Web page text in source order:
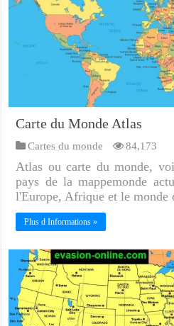
Carte du Monde Atlas
Cartes du monde 84,173
Atlas ou carte du monde,
pays de la mappemonde
l'Europe, Afrique et le monde
Plus d Informations »